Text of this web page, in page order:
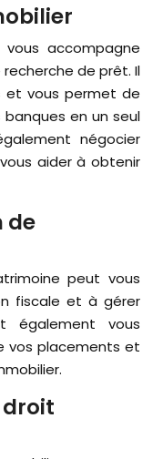
accompagne
de prêt. Il
et vous permet de
en un seul
négocier
aider à obtenir
de
peut vous
fiscale et à gérer
également vous
vos placements et
droit